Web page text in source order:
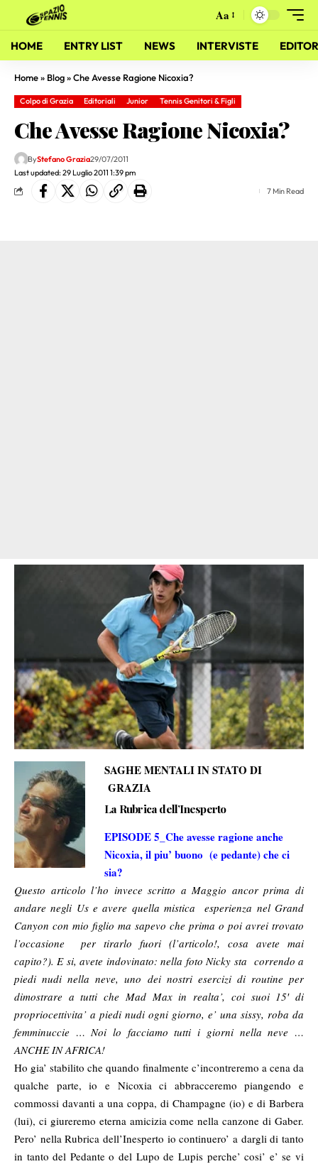
Aa
HOME ENTRY LIST NEWS INTERVISTE
Home» Blog»Che Avesse Ragione Nicoxia?
Colpo di Grazia Editoriali Junior Tennis Genitori & Figli
Che Avesse Ragione Nicoxia?
Last updated: 29 Luglio 2011 1:39 pm
ByStefano Grazia29/07/2011
7 Min Read
SAGHE MENTALI IN STATO DI
GRAZIA
La Rubrica dell’Inesperto
EPISODE 5_Che avesse ragione anche
Nicoxia, il piu’ buono (e pedante) che ci
sia?
Questo articolo l’ho invece scritto a Maggio ancor prima di
andare negli Us e avere quella mistica esperienza nel Grand
Canyon con mio figlio ma sapevo che prima o poi avrei trovato
l’occasione per tirarlo fuori (l’articolo!, cosa avete mai
capito?). E si, avete indovinato: nella foto Nicky sta correndo a
piedi nudi nella neve, uno dei nostri esercizi di routine per
dimostrare a tutti che Mad Max in realta’, coi suoi 15′ di
propriocettivita’ a piedi nudi ogni giorno, e’ una sissy, roba da
femminuccie … Noi lo facciamo tutti i giorni nella neve …
ANCHE IN AFRICA!
Ho gia’ stabilito che quando finalmente c’incontreremo a cena da
qualche parte, io e Nicoxia ci abbracceremo piangendo e
commossi davanti a una coppa, di Champagne (io) e di Barbera
(lui), ci giureremo eterna amicizia come nella canzone di Gaber.
Pero’ nella Rubrica dell’Inesperto io continuero’ a dargli di tanto
in tanto del Pedante o del Lupo de Lupis perche’ cosi’ e’ se vi